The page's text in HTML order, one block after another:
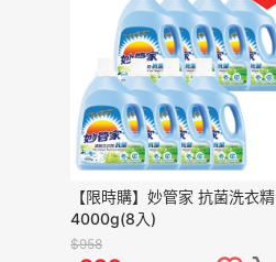
【限時購】妙管家 抗菌洗衣精
4000g(8入)
$958